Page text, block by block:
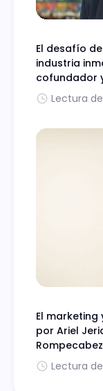
El desafío
industria
cofundador
Lectura
El marketing
por Ariel
Lectura